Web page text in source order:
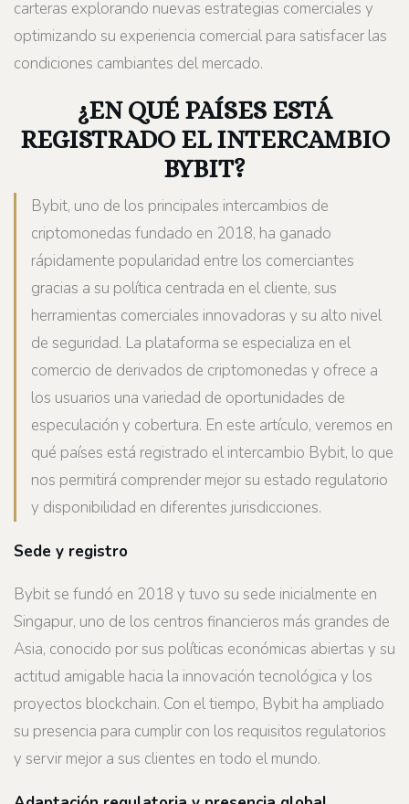
carteras explorando nuevas estrategias comerciales y
optimizando su experiencia comercial para satisfacer las
condiciones cambiantes del mercado.
¿EN QUÉ PAÍSES ESTÁ
REGISTRADO EL INTERCAMBIO
BYBIT?
Bybit, uno de los principales intercambios de
criptomonedas fundado en 2018, ha ganado
rápidamente popularidad entre los comerciantes
gracias a su política centrada en el cliente, sus
herramientas comerciales innovadoras y su alto nivel
de seguridad. La plataforma se especializa en el
comercio de derivados de criptomonedas y ofrece a
los usuarios una variedad de oportunidades de
especulación y cobertura. En este artículo, veremos en
qué países está registrado el intercambio Bybit, lo que
nos permitirá comprender mejor su estado regulatorio
y disponibilidad en diferentes jurisdicciones.
Sede y registro
Bybit se fundó en 2018 y tuvo su sede inicialmente en
Singapur, uno de los centros financieros más grandes de
Asia, conocido por sus políticas económicas abiertas y su
actitud amigable hacia la innovación tecnológica y los
proyectos blockchain. Con el tiempo, Bybit ha ampliado
su presencia para cumplir con los requisitos regulatorios
y servir mejor a sus clientes en todo el mundo.